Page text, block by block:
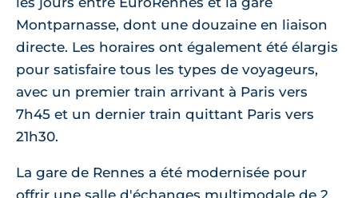
Montparnasse, dont une douzaine en liaison
directe. Les horaires ont également été élargis
pour satisfaire tous les types de voyageurs,
avec un premier train arrivant à Paris vers
7h45 et un dernier train quittant Paris vers
21h30.
La gare de Rennes a été modernisée pour
offrir une salle d'échanges multimodale de 2